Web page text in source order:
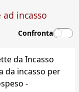
incasso
Confronta